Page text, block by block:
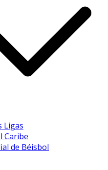
Ligas
Caribe
de Béisbol